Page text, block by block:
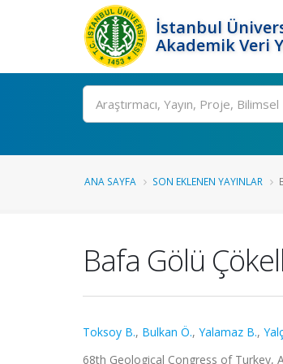
İstanbul
Akademik Veri
Ara
ANA SAYFA SON EKLENEN YAYINLAR
Bafa Gölü
Toksoy B., Bulkan Ö., Yalamaz B.,
68th Geological Congress of Turkey,